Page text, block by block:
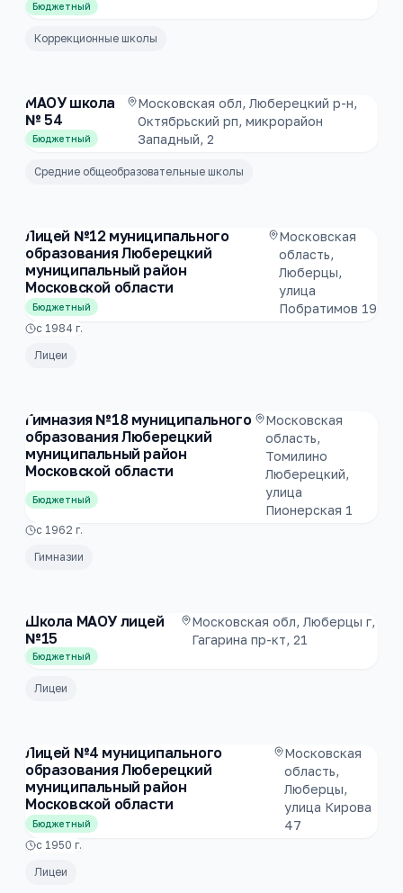
Бюджетный
Коррекционные школы
МАОУ школа
№ 54
Бюджетный
Московская обл, Люберецкий р-н,
Октябрьский рп, микрорайон
Западный, 2
Средние общеобразовательные школы
Лицей №12 муниципального
образования Люберецкий
муниципальный район
Московской области
Бюджетный
Московская
область,
Люберцы,
улица
Побратимов 19
с 1984 г.
Лицеи
Гимназия №18 муниципального
образования Люберецкий
муниципальный район
Московской области
Бюджетный
Московская
область,
Томилино
Люберецкий,
улица
Пионерская 1
с 1962 г.
Гимназии
Школа МАОУ лицей
№15
Бюджетный
Московская обл, Люберцы г,
Гагарина пр-кт, 21
Лицеи
Лицей №4 муниципального
образования Люберецкий
муниципальный район
Московской области
Бюджетный
Московская
область,
Люберцы,
улица Кирова
47
с 1950 г.
Лицеи